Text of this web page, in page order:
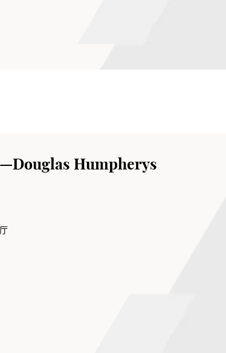
Humpherys